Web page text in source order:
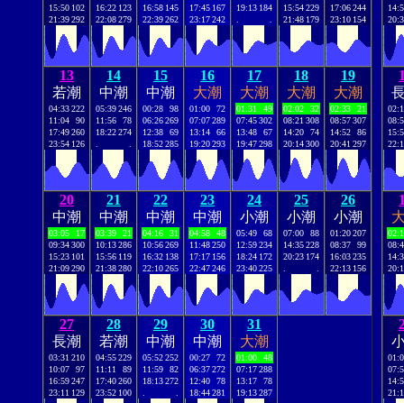
15:50 102
21:39292
16:22 123
22:08279
16:58 145
22:39262
17:45 167
23:17242
19:13 184
15:54229
21:48 179
17:06244
23:10 154
13
若潮
04:33222
11:04
90
17:49260
23:54 126
14
中潮
05:39246
11:56
78
18:22274
15
中潮
00:28
98
06:26269
12:38
69
18:52285
16
大潮
01:00
72
07:07289
13:14
66
19:20293
17
大潮
01:31
49
07:45302
13:48
67
19:47298
18
大潮
02:02
32
08:21 308
14:20
74
20:14300
19
大潮
02:33
21
08:57307
14:52
86
20:41 297
20
中潮
03:05
17
09:34300
15:23 101
21:09290
21
中潮
03:39
21
10:13286
15:56 119
21:38280
22
中潮
04:16
31
10:56269
16:32 138
22:10265
23
中潮
04:58
48
11:48250
17:17 156
22:47246
24
小潮
05:49
68
12:59234
18:24 172
23:40225
25
小潮
07:00
88
14:35228
20:23 174
26
小潮
01:20207
08:37
99
16:03235
22:13 156
27
長潮
03:31 210
10:07
97
16:59247
23:11 129
28
若潮
04:55229
11:11
89
17:40260
23:52 100
29
中潮
05:52252
11:59
82
18:13272
30
中潮
00:27
72
06:37272
12:40
78
18:44281
31
大潮
01:00
48
07:17288
13:17
78
19:13287